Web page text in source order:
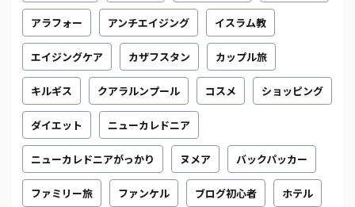
アラフォー アンチエイジング イスラム教
エイジングケア カザフスタン カップル旅
キルギス クアラルンプール コスメ ショッピング
ダイエット ニューカレドニア
ニューカレドニアがっかり ヌメア バックパッカー
ファミリー旅 ファンケル ブログ初心者 ホテル